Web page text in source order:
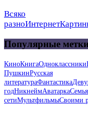
Всяко
разноИнтернет
Популярные
КиноКнигаОдноклассники
ПушкинРусская
литератураФантастика
годНикнеймАватаркаСемья
сетиМультфильмыСвоими